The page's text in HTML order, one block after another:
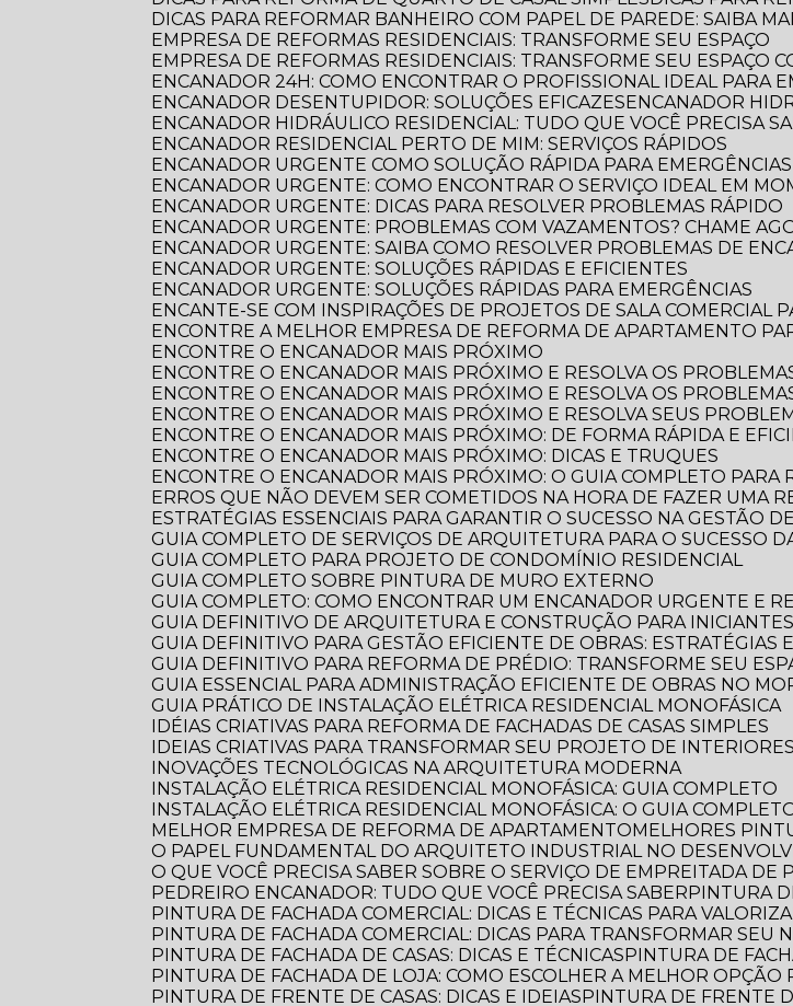
DICAS PARA REFORMAR BANHEIRO COM PAPEL DE PAREDE: SAIBA
EMPRESA DE REFORMAS RESIDENCIAIS: TRANSFORME SEU ESPAÇO
EMPRESA DE REFORMAS RESIDENCIAIS: TRANSFORME SEU ESPAÇO
ENCANADOR 24H: COMO ENCONTRAR O PROFISSIONAL IDEAL PARA
ENCANADOR DESENTUPIDOR: SOLUÇÕES EFICAZES
ENCANADOR
ENCANADOR HIDRÁULICO RESIDENCIAL: TUDO QUE VOCÊ PRECISA
ENCANADOR RESIDENCIAL PERTO DE MIM: SERVIÇOS RÁPIDOS
ENCANADOR URGENTE COMO SOLUÇÃO RÁPIDA PARA EMERGÊNCIAS
ENCANADOR URGENTE: COMO ENCONTRAR O SERVIÇO IDEAL EM
ENCANADOR URGENTE: DICAS PARA RESOLVER PROBLEMAS RÁPIDO
ENCANADOR URGENTE: PROBLEMAS COM VAZAMENTOS? CHAME
ENCANADOR URGENTE: SAIBA COMO RESOLVER PROBLEMAS DE
ENCANADOR URGENTE: SOLUÇÕES RÁPIDAS E EFICIENTES
ENCANADOR URGENTE: SOLUÇÕES RÁPIDAS PARA EMERGÊNCIAS
ENCANTE-SE COM INSPIRAÇÕES DE PROJETOS DE SALA COMERCIAL
ENCONTRE A MELHOR EMPRESA DE REFORMA DE APARTAMENTO
ENCONTRE O ENCANADOR MAIS PRÓXIMO
ENCONTRE O ENCANADOR MAIS PRÓXIMO E RESOLVA OS
ENCONTRE O ENCANADOR MAIS PRÓXIMO E RESOLVA OS
ENCONTRE O ENCANADOR MAIS PRÓXIMO E RESOLVA SEUS
ENCONTRE O ENCANADOR MAIS PRÓXIMO: DE FORMA RÁPIDA E
ENCONTRE O ENCANADOR MAIS PRÓXIMO: DICAS E TRUQUES
ENCONTRE O ENCANADOR MAIS PRÓXIMO: O GUIA COMPLETO PARA
ERROS QUE NÃO DEVEM SER COMETIDOS NA HORA DE FAZER UMA
ESTRATÉGIAS ESSENCIAIS PARA GARANTIR O SUCESSO NA GESTÃO
GUIA COMPLETO DE SERVIÇOS DE ARQUITETURA PARA O SUCESSO
GUIA COMPLETO PARA PROJETO DE CONDOMÍNIO RESIDENCIAL
GUIA COMPLETO SOBRE PINTURA DE MURO EXTERNO
GUIA COMPLETO: COMO ENCONTRAR UM ENCANADOR URGENTE E
GUIA DEFINITIVO DE ARQUITETURA E CONSTRUÇÃO PARA INICIANTES
GUIA DEFINITIVO PARA GESTÃO EFICIENTE DE OBRAS: ESTRATÉGIAS
GUIA DEFINITIVO PARA REFORMA DE PRÉDIO: TRANSFORME SEU
GUIA ESSENCIAL PARA ADMINISTRAÇÃO EFICIENTE DE OBRAS NO
GUIA PRÁTICO DE INSTALAÇÃO ELÉTRICA RESIDENCIAL MONOFÁSICA
IDÉIAS CRIATIVAS PARA REFORMA DE FACHADAS DE CASAS SIMPLES
IDEIAS CRIATIVAS PARA TRANSFORMAR SEU PROJETO DE INTERIORES
INOVAÇÕES TECNOLÓGICAS NA ARQUITETURA MODERNA
INSTALAÇÃO ELÉTRICA RESIDENCIAL MONOFÁSICA: GUIA COMPLETO
INSTALAÇÃO ELÉTRICA RESIDENCIAL MONOFÁSICA: O GUIA
MELHOR EMPRESA DE REFORMA DE APARTAMENTO
MELHORES
O PAPEL FUNDAMENTAL DO ARQUITETO INDUSTRIAL NO
O QUE VOCÊ PRECISA SABER SOBRE O SERVIÇO DE EMPREITADA
PEDREIRO ENCANADOR: TUDO QUE VOCÊ PRECISA SABER
PINTURA
PINTURA DE FACHADA COMERCIAL: DICAS E TÉCNICAS PARA
PINTURA DE FACHADA COMERCIAL: DICAS PARA TRANSFORMAR SEU
PINTURA DE FACHADA DE CASAS: DICAS E TÉCNICAS
PINTURA DE
PINTURA DE FACHADA DE LOJA: COMO ESCOLHER A MELHOR OPÇÃO
PINTURA DE FRENTE DE CASAS: DICAS E IDEIAS
PINTURA DE FRENTE